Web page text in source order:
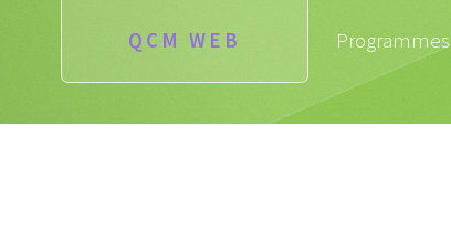
QCM WEB Programmes